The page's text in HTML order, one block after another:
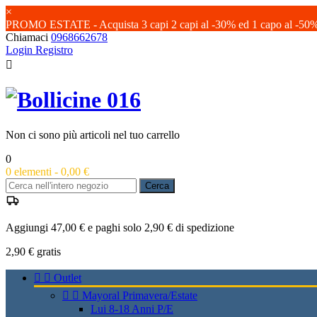
×
PROMO ESTATE - Acquista 3 capi 2 capi al -30% ed 1 capo al -
Chiamaci 0968662678
Login Registro

Non ci sono più articoli nel tuo carrello
0
0 elementi - 0,00 €
Cerca
Aggiungi 47,00 € e paghi solo 2,90 € di spedizione
2,90 € gratis
  Outlet
  Mayoral Primavera/Estate
Lui 8-18 Anni P/E